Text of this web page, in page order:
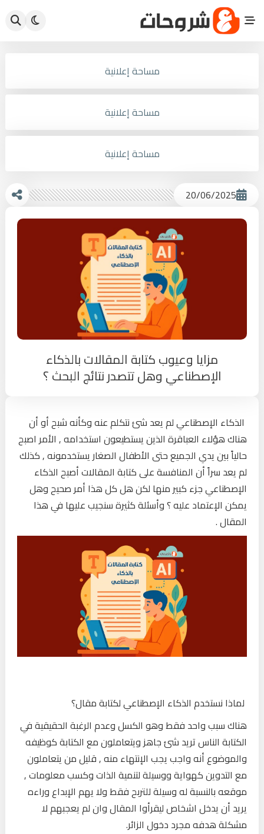
مساحة إعلانية
مساحة إعلانية
مساحة إعلانية
20/06/2025
مزايا وعيوب كتابة المقالات بالذكاء
الإصطناعي وهل تتصدر نتائج البحث ؟
الذكاء الإصطناعي لم يعد شئ نتكلم عنه وكأنه شبح أو أن
هناك هؤلاء العباقرة الذين يستطيعون استخدامه , الأمر اصبح
حالياً بين يدي الجميع حتى الأطفال الصغار يستخدمونه , كذلك
لم يعد سراً أن المنافسة على كتابة المقالات أصبح الذكاء
الإصطناعي جزء كبير منها لكن هل كل هذا أمر صحيح وهل
يمكن الإعتماد عليه ؟ وأسئلة كثيرة سنجيب عليها في هذا
المقال .
لماذا نستخدم الذكاء الإصطناعي لكتابة مقال؟
هناك سبب واحد فقط وهو الكسل وعدم الرغبة الحقيقية في
الكتابة الناس تريد شئ جاهز ويتعاملون مع الكتابة كوظيفه
والموضوع أنه واجب يجب الإنتهاء منه , قليل من يتعاملون
مع التدوين كهواية ووسيلة لتنمية الذات وكسب معلومات ,
موقعه بالنسبة له وسيلة للتربح فقط ولا يهم الإبداع وراءه
يريد أن يدخل اشخاص ليقرأوا المقال وان لم يعجبهم لا
مشكلة هدفه مجرد دخول الزائر.